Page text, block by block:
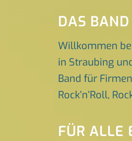
DAS
Willkommen
in Straubing
Band für
Rock’n’Roll,
FÜR ALLE